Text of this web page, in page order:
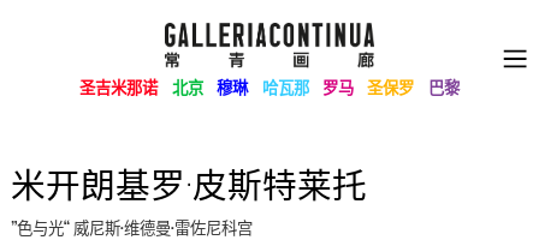
圣吉米那诺 北京 穆琳 哈瓦那 罗马 圣保罗 巴黎
米开朗基罗·皮斯特莱托
”色与光“ 威尼斯·维德曼·雷佐尼科宫